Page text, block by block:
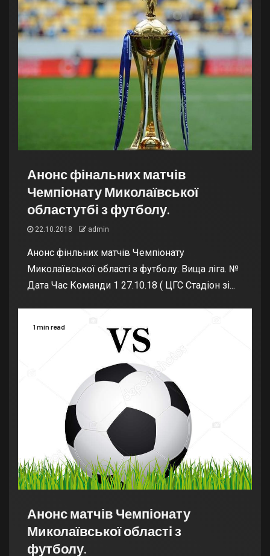
Анонс фінальних матчів
Чемпіонату Миколаївської
областутбі з футболу.
22.10.2018 admin
Анонс фінльних матчів Чемпіонату
Миколаївської області з футболу. Вища ліга. №
Дата Час Команди 1 27.10.18 ( ЦГС Стадіон зі...
1 min read
Анонс матчів Чемпіонату
Миколаївської області з
футболу.